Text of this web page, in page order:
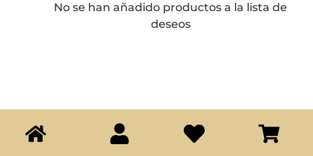
No se han añadido productos a la lista de
deseos